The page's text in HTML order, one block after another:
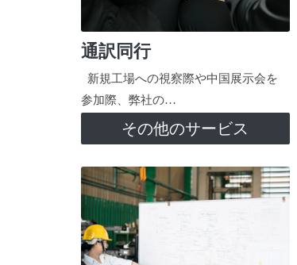
通訳同行
新規工場への視察際や中国展示会を
参加際、弊社の…
その他のサービス